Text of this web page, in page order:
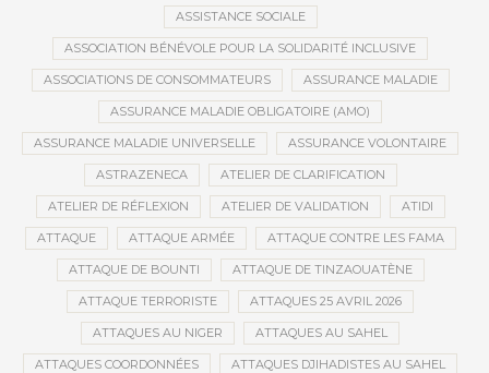
ASSISTANCE SOCIALE
ASSOCIATION BÉNÉVOLE POUR LA SOLIDARITÉ INCLUSIVE
ASSOCIATIONS DE CONSOMMATEURS ASSURANCE MALADIE
ASSURANCE MALADIE OBLIGATOIRE (AMO)
ASSURANCE MALADIE UNIVERSELLE ASSURANCE VOLONTAIRE
ASTRAZENECA ATELIER DE CLARIFICATION
ATELIER DE RÉFLEXION ATELIER DE VALIDATION ATIDI
ATTAQUE ATTAQUE ARMÉE ATTAQUE CONTRE LES FAMA
ATTAQUE DE BOUNTI ATTAQUE DE TINZAOUATÈNE
ATTAQUE TERRORISTE ATTAQUES 25 AVRIL 2026
ATTAQUES AU NIGER ATTAQUES AU SAHEL
ATTAQUES COORDONNÉES ATTAQUES DJIHADISTES AU SAHEL